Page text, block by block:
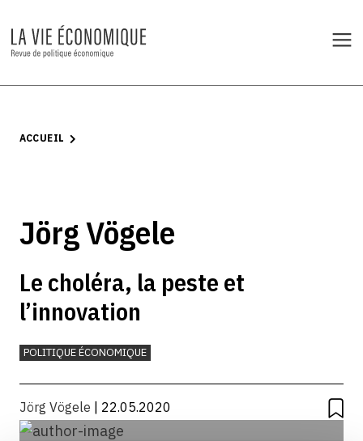
ACCUEIL
Jörg Vögele
Le choléra, la peste et
l’innovation
POLITIQUE ÉCONOMIQUE
Jörg Vögele | 22.05.2020